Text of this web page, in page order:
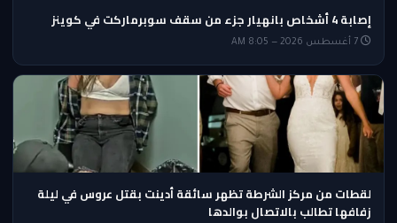
إصابة 4 أشخاص بانهيار جزء من سقف سوبرماركت في كوينز
لقطات من مركز الشرطة تظهر سائقة أدينت بقتل عروس في ليلة
زفافها تطالب بالاتصال بوالدها